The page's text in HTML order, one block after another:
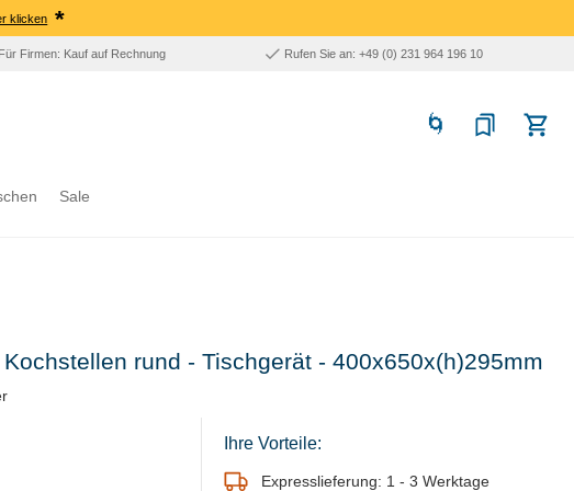
klicken *
Für Firmen: Kauf auf Rechnung Rufen Sie an: +49 (0) 231 964 196 10
Sale
rund - Tischgerät - 400x650x(h)295mm
Ihre Vorteile:
Expresslieferung: 1 - 3 Werktage